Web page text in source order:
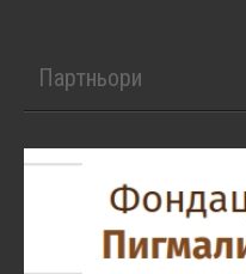
Партньори